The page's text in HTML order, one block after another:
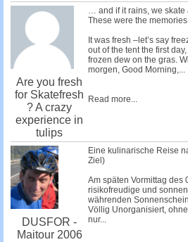
Are you fresh
for Skatefresh
? A crazy
experience in
tulips
… and if it rains, we skate
These were the
It was fresh –let’s say
out of the tent the first
frozen dew on the gras.
morgen, Good Morning,...
Read more...
DUSFOR -
Maitour 2006
Eine kulinarische Reise
Ziel)
Am späten Vormittag des
risikofreudige und
währenden
Völlig Unorganisiert,
nur...